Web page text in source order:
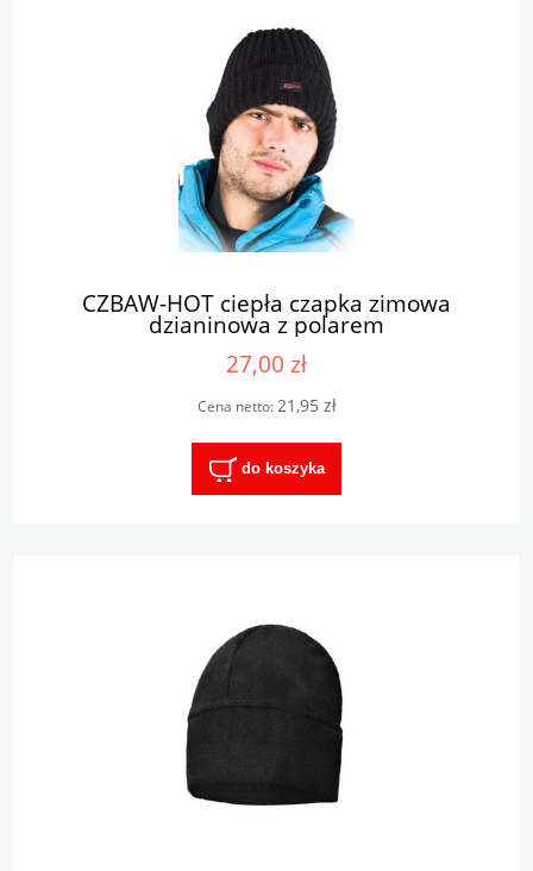
CZBAW-HOT ciepła czapka zimowa
dzianinowa z polarem
27,00 zł
Cena netto:21,95 zł
do koszyka